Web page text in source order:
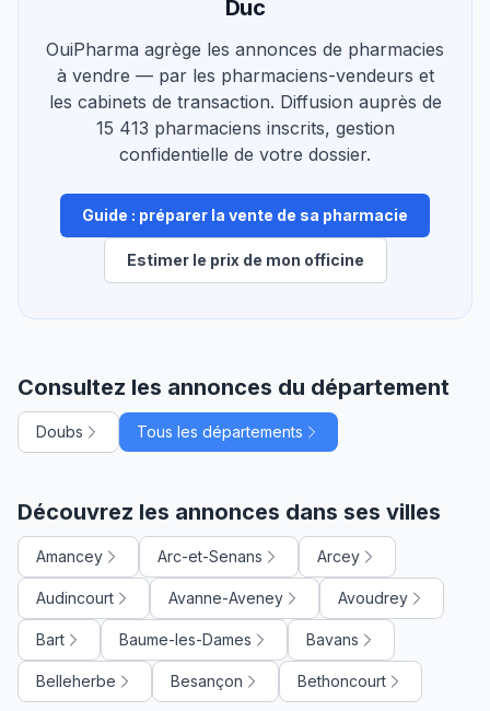
Duc
OuiPharma agrège les annonces de pharmacies
à vendre — par les pharmaciens-vendeurs et
les cabinets de transaction. Diffusion auprès de
15 413 pharmaciens inscrits, gestion
confidentielle de votre dossier.
Guide : préparer la vente de sa pharmacie
Estimer le prix de mon officine
Consultez les annonces du département
Doubs Tous les départements
Découvrez les annonces dans ses villes
Amancey Arc-et-Senans Arcey
Audincourt Avanne-Aveney Avoudrey
Bart Baume-les-Dames Bavans
Belleherbe Besançon Bethoncourt